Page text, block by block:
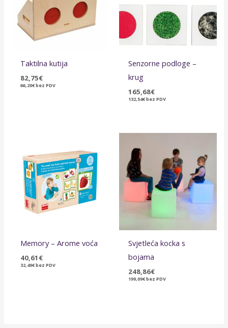
Taktilna kutija
82,75€
66,20€bez PDV
Senzorne podloge –
krug
165,68€
132,54€bez PDV
Memory – Arome voća
40,61 €
32,49€bez PDV
Svjetleća kocka s
bojama
248,86€
199,09€bez PDV